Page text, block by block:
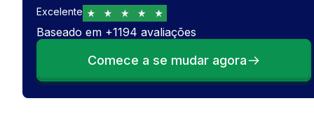
Excelente
Baseado em +1194 avaliações
Comece a se mudar agora